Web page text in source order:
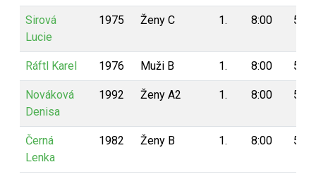
Sirová
Lucie
1975 Ženy C 1. 8:00 5
Ráftl Karel 1976 Muži B 1. 8:00 5
Nováková
Denisa
1992 Ženy A2 1. 8:00 5
Černá
Lenka
1982 Ženy B 1. 8:00 5